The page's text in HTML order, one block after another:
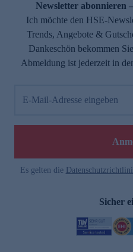
Newsletter abonnieren
Ich möchte den HSE-
Trends, Angebote &
Dankeschön bekommen
Abmeldung ist jederzeit in
E-Mail-Adresse eingeben
Es gelten die
Sicher